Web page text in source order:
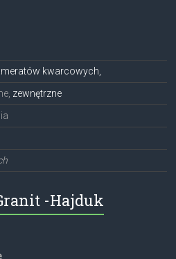
kwarcowych,
zewnętrzne
-Hajduk